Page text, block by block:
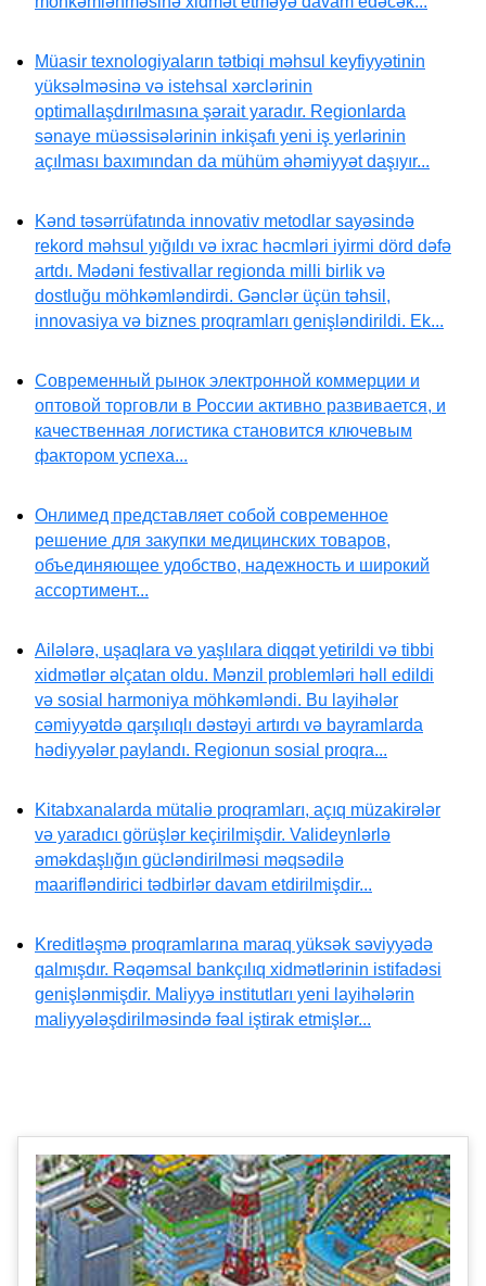
Müasir texnologiyaların tətbiqi məhsul keyfiyyətinin
yüksəlməsinə və istehsal xərclərinin
optimallaşdırılmasına şərait yaradır. Regionlarda
sənaye müəssisələrinin inkişafı yeni iş yerlərinin
açılması baxımından da mühüm əhəmiyyət daşıyır...
Kənd təsərrüfatında innovativ metodlar sayəsində
rekord məhsul yığıldı və ixrac həcmləri iyirmi dörd dəfə
artdı. Mədəni festivallar regionda milli birlik və
dostluğu möhkəmləndirdi. Gənclər üçün təhsil,
innovasiya və biznes proqramları genişləndirildi. Ek...
Современный рынок электронной коммерции и
оптовой торговли в России активно развивается, и
качественная логистика становится ключевым
фактором успеха...
Онлимед представляет собой современное
решение для закупки медицинских товаров,
объединяющее удобство, надежность и широкий
ассортимент...
Ailələrə, uşaqlara və yaşlılara diqqət yetirildi və tibbi
xidmətlər əlçatan oldu. Mənzil problemləri həll edildi
və sosial harmoniya möhkəmləndi. Bu layihələr
cəmiyyətdə qarşılıqlı dəstəyi artırdı və bayramlarda
hədiyyələr paylandı. Regionun sosial proqra...
Kitabxanalarda mütaliə proqramları, açıq müzakirələr
və yaradıcı görüşlər keçirilmişdir. Valideynlərlə
əməkdaşlığın gücləndirilməsi məqsədilə
maarifləndirici tədbirlər davam etdirilmişdir...
Kreditləşmə proqramlarına maraq yüksək səviyyədə
qalmışdır. Rəqəmsal bankçılıq xidmətlərinin istifadəsi
genişlənmişdir. Maliyyə institutları yeni layihələrin
maliyyələşdirilməsində fəal iştirak etmişlər...